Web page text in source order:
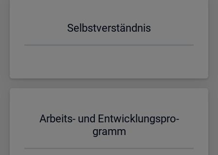
Selbst­ver­ständ­nis
Ar­beits- und Ent­wick­lungs­pro­
gramm